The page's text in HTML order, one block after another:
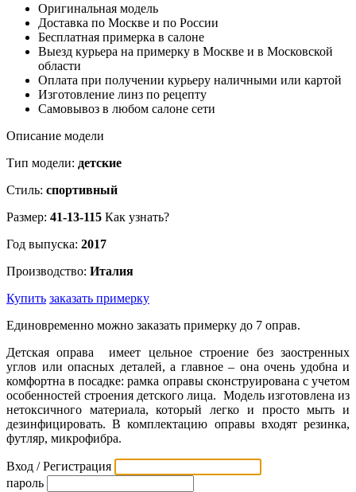
Оригинальная модель
Доставка по Москве и по России
Бесплатная примерка в салоне
Выезд курьера на примерку в Москве и в Московской
области
Оплата при получении курьеру наличными или картой
Изготовление линз по рецепту
Самовывоз в любом салоне сети
Описание модели
Тип модели: детские
Стиль: спортивный
Размер: 41-13-115 Как узнать?
Год выпуска: 2017
Производство: Италия
Купить заказать примерку
Единовременно можно заказать примерку до 7 оправ.
Детская оправа имеет цельное строение без заостренных
углов или опасных деталей, а главное – она очень удобна и
комфортна в посадке: рамка оправы сконструирована с учетом
особенностей строения детского лица. Модель изготовлена из
нетоксичного материала, который легко и просто мыть и
дезинфицировать. В комплектацию оправы входят резинка,
футляр, микрофибра.
Вход / Регистрация
пароль